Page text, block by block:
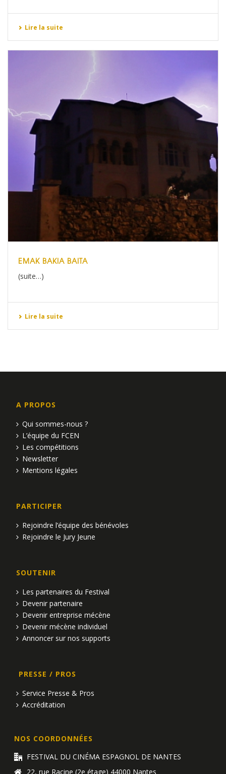
Lire la suite
EMAK BAKIA BAITA
(suite…)
Lire la suite
A PROPOS
Qui sommes-nous ?
L’équipe du FCEN
Les compétitions
Newsletter
Mentions légales
PARTICIPER
Rejoindre l’équipe des bénévoles
Rejoindre le Jury Jeune
SOUTENIR
Les partenaires du Festival
Devenir partenaire
Devenir entreprise mécène
Devenir mécène individuel
Annoncer sur nos supports
PRESSE / PROS
Service Presse & Pros
Accréditation
NOS COORDONNÉES
FESTIVAL DU CINÉMA ESPAGNOL DE NANTES
22, rue Racine (2e étage) 44000 Nantes